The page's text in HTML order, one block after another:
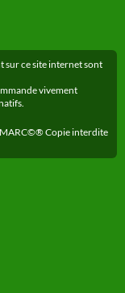
sur ce site internet sont
vivement
Copie interdite